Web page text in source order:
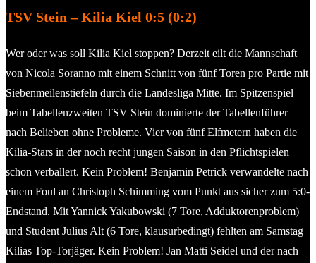
TSV Stein – Kilia Kiel 0:5 (0:2)
Wer oder was soll Kilia Kiel stoppen? Derzeit eilt die Mannschaft
von Nicola Soranno mit einem Schnitt von fünf Toren pro Partie mit
Siebenmeilenstiefeln durch die Landesliga Mitte. Im Spitzenspiel
beim Tabellenzweiten TSV Stein dominierte der Tabellenführer
nach Belieben ohne Probleme. Vier von fünf Elfmetern haben die
Kilia-Stars in der noch recht jungen Saison in den Pflichtspielen
schon verballert. Kein Problem! Benjamin Petrick verwandelte nach
einem Foul an Christoph Schimming vom Punkt aus sicher zum 5:0-
Endstand. Mit Yannick Yakubowski (7 Tore, Adduktorenproblem)
und Student Julius Alt (6 Tore, klausurbedingt) fehlten am Samstag
Kilias Top-Torjäger. Kein Problem! Jan Matti Seidel und der nach